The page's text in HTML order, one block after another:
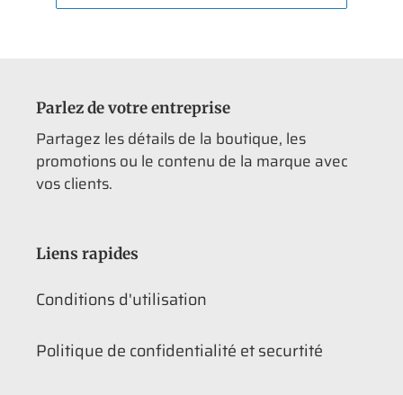
Parlez de votre entreprise
Partagez les détails de la boutique, les
promotions ou le contenu de la marque avec
vos clients.
Liens rapides
Conditions d'utilisation
Politique de confidentialité et securtité